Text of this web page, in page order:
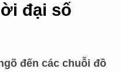
đại số
đến các chuỗi đồ